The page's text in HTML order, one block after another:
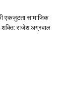
एकजुटता सामाजिक
राजेश अग्रवाल